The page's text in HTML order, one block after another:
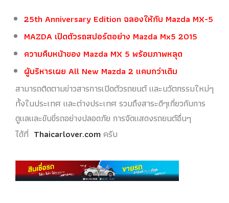
25th Anniversary Edition ฉลองให้กับ Mazda MX-5
MAZDA เปิดตัวรถสปอร์ตอย่าง Mazda Mx5 2015
ความคืบหน้าของ Mazda MX 5 พร้อมภาพหลุด
ผู้บริหารเผย All New Mazda 2 แคบกว่าเดิม
สามารถติดตามข่าวสารการเปิดตัวรถยนต์ และนวัตกรรมใหม่ๆ
ทั้งในประเทศ และต่างประเทศ รวมถึงสาระดีๆเกี่ยวกับการ
ดูแลและขับขี่รถอย่างปลอดภัย การจัดแสดงรถยนต์อื่นๆ
ได้ที่ Thaicarlover.comครับ